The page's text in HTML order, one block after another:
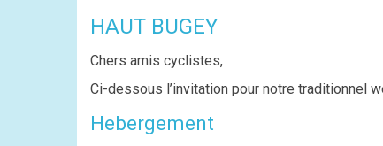
HAUT BUGEY
Chers amis cyclistes,
Ci-dessous l’invitation pour notre traditionnel
Hebergement